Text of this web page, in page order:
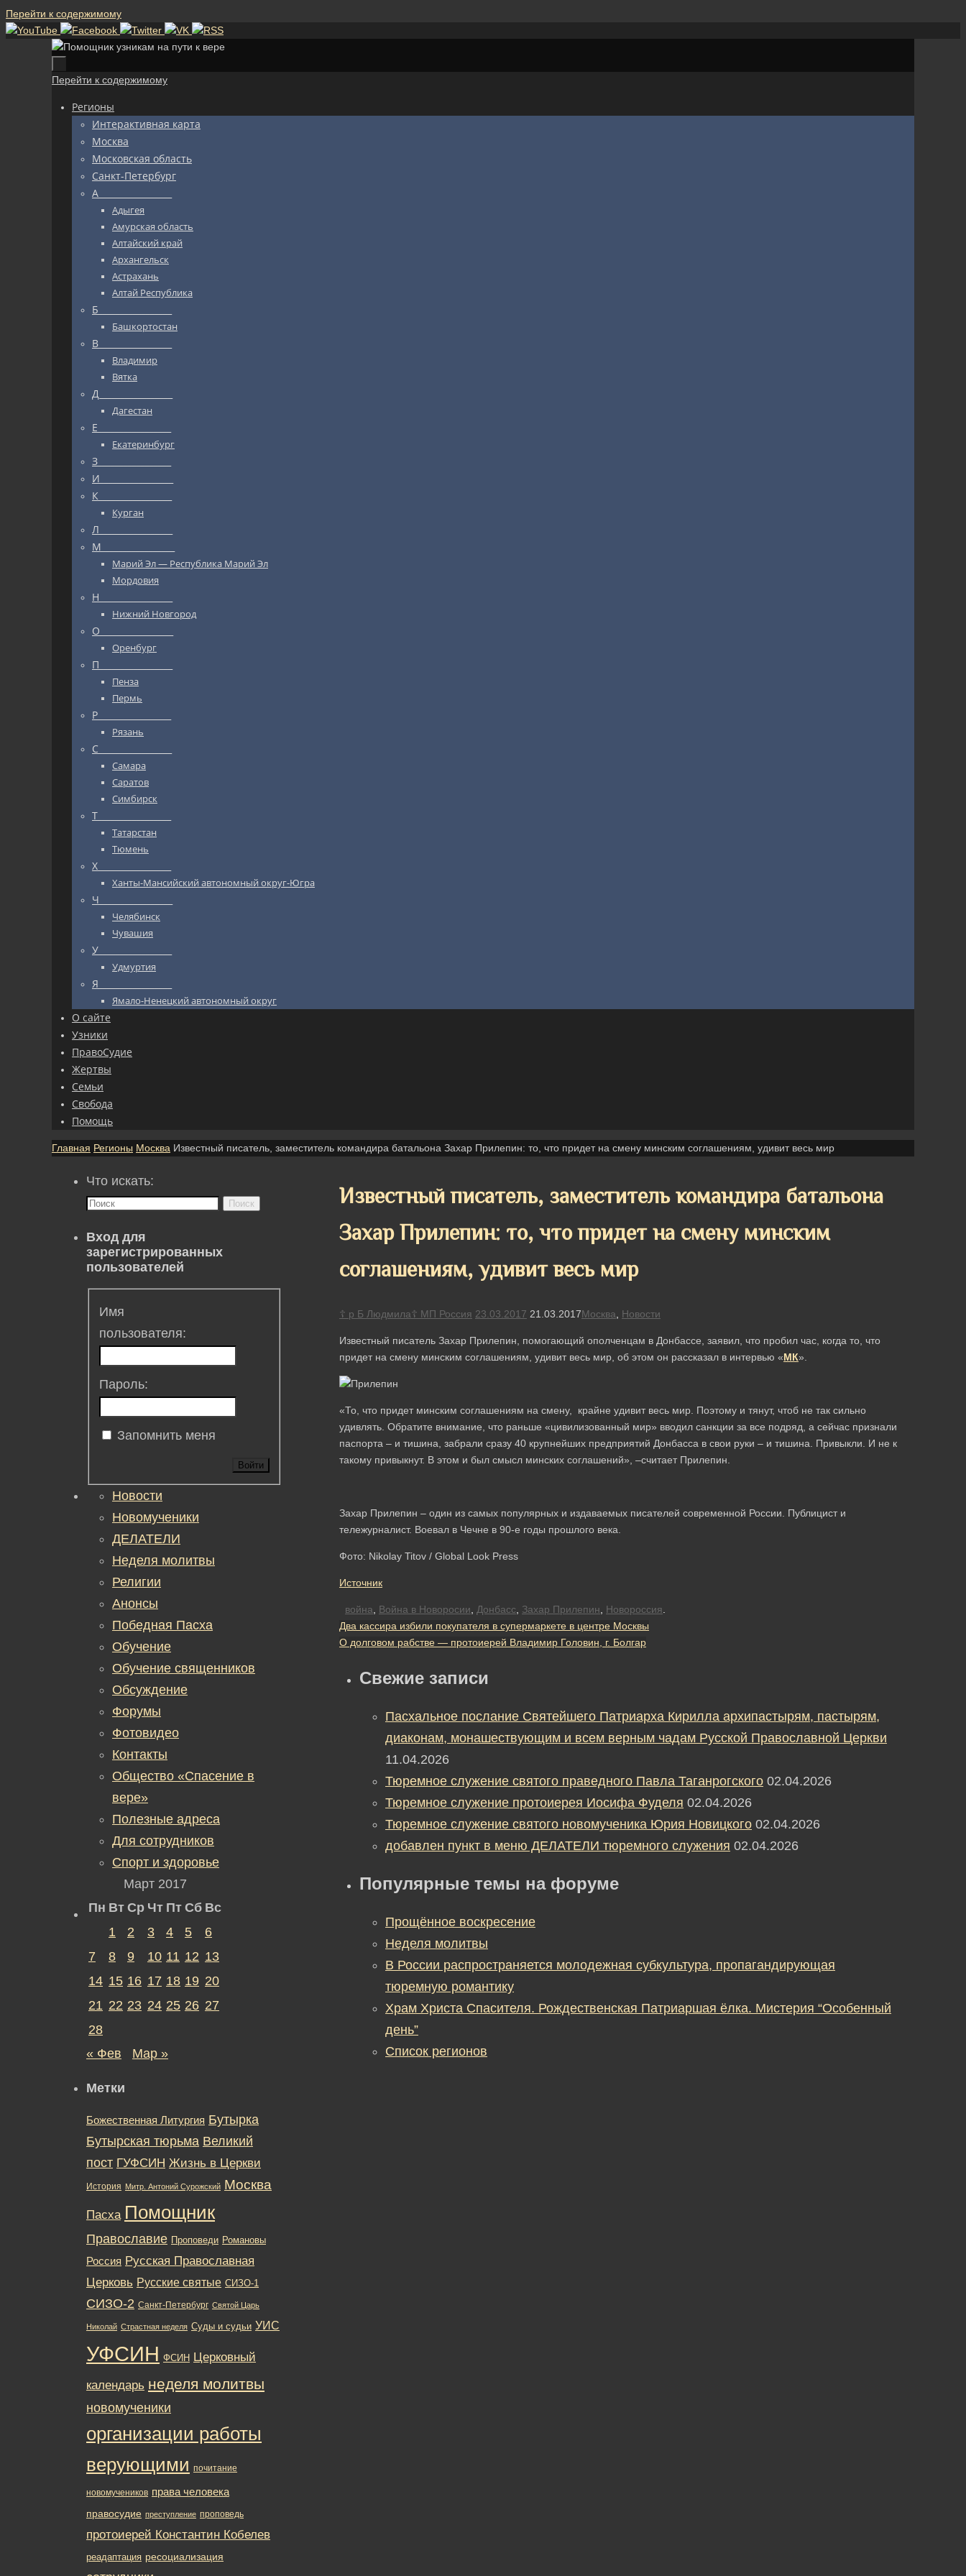
Перейти к содержимому
Перейти к содержимому
Регионы
Интерактивная карта
Москва
Московская область
Санкт-Петербург
А_________________
Адыгея
Амурская область
Алтайский край
Архангельск
Астрахань
Алтай Республика
Б_________________
Башкортостан
В_________________
Владимир
Вятка
Д_________________
Дагестан
Е_________________
Екатеринбург
З_________________
И_________________
К_________________
Курган
Л_________________
М_________________
Марий Эл — Республика Марий Эл
Мордовия
Н_________________
Нижний Новгород
О_________________
Оренбург
П_________________
Пенза
Пермь
Р_________________
Рязань
С_________________
Самара
Саратов
Симбирск
Т_________________
Татарстан
Тюмень
Х_________________
Ханты-Мансийский автономный округ-Югра
Ч_________________
Челябинск
Чувашия
У_________________
Удмуртия
Я_________________
Ямало-Ненецкий автономный округ
О сайте
Узники
ПравоСудие
Жертвы
Семьи
Свобода
Помощь
Главная Регионы Москва Известный писатель, заместитель командира батальона Захар Прилепин: то, что придет на смену минским соглашениям, удивит весь мир
Известный писатель, заместитель командира батальона
Захар Прилепин: то, что придет на смену минским
соглашениям, удивит весь мир
☦ р Б Людмила☦ МП Россия 23.03.2017 21.03.2017Москва Новости
Известный писатель Захар Прилепин, помогающий ополченцам в Донбассе, заявил, что пробил час, когда то, что
придет на смену минским соглашениям, удивит весь мир, об этом он рассказал в интервью «МК».
«То, что придет минским соглашениям на смену, крайне удивит весь мир. Поэтому и тянут, чтоб не так сильно
удивлять. Обратите внимание, что раньше «цивилизованный мир» вводил санкции за все подряд, а сейчас признали
паспорта – и тишина, забрали сразу 40 крупнейших предприятий Донбасса в свои руки – и тишина. Привыкли. И не к
такому привыкнут. В этом и был смысл минских соглашений», –считает Прилепин.
Захар Прилепин – один из самых популярных и издаваемых писателей современной России. Публицист и
тележурналист. Воевал в Чечне в 90-е годы прошлого века.
Фото: Nikolay Titov / Global Look Press
Источник
война Война в Новоросии Донбасс Захар Прилепин Новороссия
Два кассира избили покупателя в супермаркете в центре Москвы
О долговом рабстве — протоиерей Владимир Головин, г. Болгар
Свежие записи
Пасхальное послание Святейшего Патриарха Кирилла архипастырям, пастырям,
диаконам, монашествующим и всем верным чадам Русской Православной Церкви
11.04.2026
Тюремное служение святого праведного Павла Таганрогского 02.04.2026
Тюремное служение протоиерея Иосифа Фуделя 02.04.2026
Тюремное служение святого новомученика Юрия Новицкого 02.04.2026
добавлен пункт в меню ДЕЛАТЕЛИ тюремного служения 02.04.2026
Популярные темы на форуме
Прощённое воскресение
Неделя молитвы
В России распространяется молодежная субкультура, пропагандирующая
тюремную романтику
Храм Христа Спасителя. Рождественская Патриаршая ёлка. Мистерия “Особенный
день”
Список регионов
Что искать:
Поиск
Вход для
зарегистрированных
пользователей
Имя
пользователя:
Пароль:
Запомнить меня
Войти
Новости
Новомученики
ДЕЛАТЕЛИ
Неделя молитвы
Религии
Анонсы
Победная Пасха
Обучение
Обучение священников
Обсуждение
Форумы
Фотовидео
Контакты
Общество «Спасение в
вере»
Полезные адреса
Для сотрудников
Спорт и здоровье
Март 2017
Пн Вт Ср Чт Пт Сб Вс
1
2 3 4 5
6
7
8 9 10 11 12 13
14 15 16 17 18 19 20
21 22 23 24 25 26 27
28
« Фев
Мар »
Метки
Божественная Литургия Бутырка
Бутырская тюрьма Великий
пост ГУФСИН Жизнь в Церкви
История Митр. Антоний Сурожский Москва
Пасха Помощник
Православие Проповеди Романовы
Россия Русская Православная
Церковь Русские святые СИЗО-1
СИЗО-2 Санкт-Петербург Святой Царь
Николай Страстная неделя Суды и судьи УИС
УФСИН ФСИН Церковный
календарь неделя молитвы
новомученики
организации работы
верующими почитание
новомучеников права человека
правосудие преступление проповедь
протоиерей Константин Кобелев
реадаптация ресоциализация